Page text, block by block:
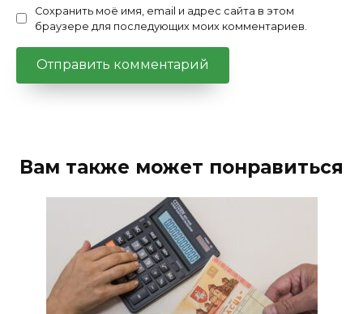
Сохранить моё имя, email и адрес сайта в этом
браузере для последующих моих комментариев.
Вам также может понравиться